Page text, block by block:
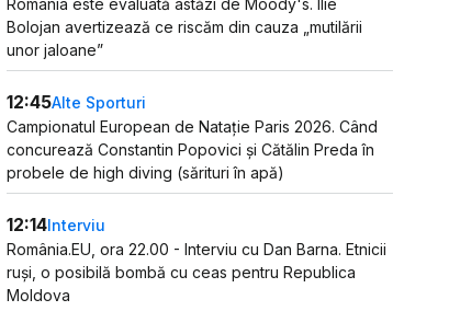
România este evaluată astăzi de Moody's. Ilie
Bolojan avertizează ce riscăm din cauza „mutilării
unor jaloane”
12:45Alte Sporturi
Campionatul European de Natație Paris 2026. Când
concurează Constantin Popovici și Cătălin Preda în
probele de high diving (sărituri în apă)
12:14Interviu
România.EU, ora 22.00 - Interviu cu Dan Barna. Etnicii
ruși, o posibilă bombă cu ceas pentru Republica
Moldova